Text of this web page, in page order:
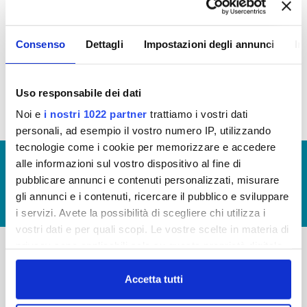
Consenso Dettagli Impostazioni degli annunci
Uso responsabile dei dati
Noi e i nostri 1022 partner trattiamo i vostri dati
personali, ad esempio il vostro numero IP, utilizzando
tecnologie come i cookie per memorizzare e accedere
alle informazioni sul vostro dispositivo al fine di
pubblicare annunci e contenuti personalizzati, misurare
gli annunci e i contenuti, ricercare il pubblico e sviluppare
i servizi. Avete la possibilità di scegliere chi utilizza i
vostri dati e per quali scopi. Le vostre scelte in materia di
in cui avete effettuato le vostre scelte. È possibile
modificare o revocare il proprio consenso in qualsiasi
momento dalla Dichiarazione sui cookie o facendo clic
Accetta tutti
interventi di Publiacqua 2020 - 2024(visualizza
documentazione) e ilprogramma degli interventi
© Copyright 2017 - 2026
GLOSSARIO
GIUDICA IL SERVIZIO
LAVORA CON NOI
FAQ